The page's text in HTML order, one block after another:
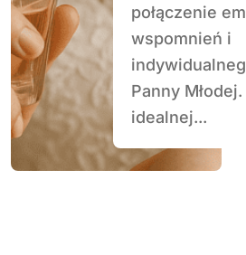
połączenie
wspomnień i
Panny
idealnej...